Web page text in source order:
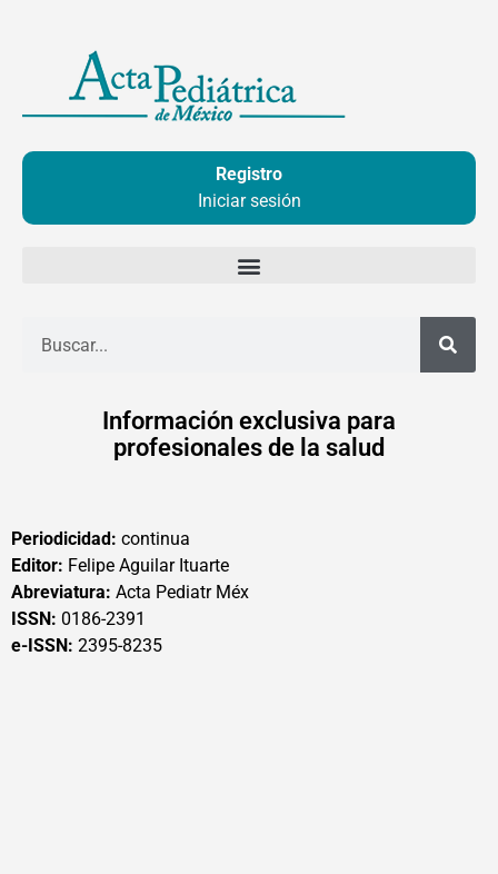
contenido
Registro
Iniciar sesión
Información exclusiva para
profesionales de la salud
Periodicidad: continua
Editor: Felipe Aguilar Ituarte
Abreviatura: Acta Pediatr Méx
ISSN: 0186-2391
e-ISSN: 2395-8235